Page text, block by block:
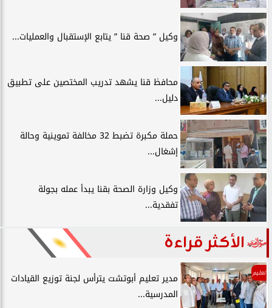
وكيل ” صحة قنا ” يتابع الإستقبال والعمليات...
محافظ قنا يشهد تدريب المختصين على تطبيق
دليل...
حملة مكبرة تضبط 32 مخالفة تموينية وحالة
إشغال...
وكيل وزارة الصحة بقنا يبدأ عمله بجولة
تفقدية...
الأكثر قراءة
تعليم
مدير تعليم أبوتشت يترأس لجنة توزيع القيادات
المدرسية...